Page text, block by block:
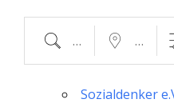
Sozialdenker